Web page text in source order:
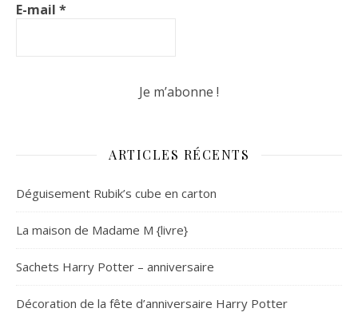
E-mail *
ARTICLES RÉCENTS
Déguisement Rubik’s cube en carton
La maison de Madame M {livre}
Sachets Harry Potter – anniversaire
Décoration de la fête d’anniversaire Harry Potter